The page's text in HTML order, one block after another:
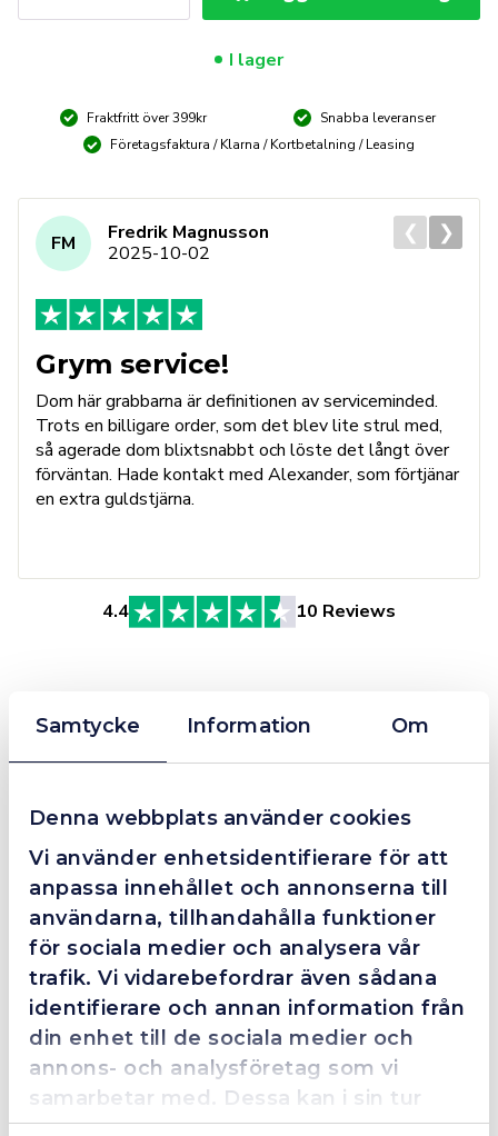
Samtycke Information Om
Denna webbplats använder cookies
Vi använder enhetsidentifierare för att
anpassa innehållet och annonserna till
användarna, tillhandahålla funktioner
för sociala medier och analysera vår
trafik. Vi vidarebefordrar även sådana
identifierare och annan information från
din enhet till de sociala medier och
annons- och analysföretag som vi
samarbetar med. Dessa kan i sin tur
kombinera informationen med annan
var:
737,50 kr.
är:
875 kr.
TYP2
I lager
Fraktfritt över 399kr
Snabba leveranser
Företagsfaktura / Klarna / Kortbetalning / Leasing
4.4 10 Reviews
FM
Fredrik Magnusson
2025-10-02
Grym service!
Dom här grabbarna är definitionen av serviceminded.
Trots en billigare order, som det blev lite strul med,
så agerade dom blixtsnabbt och löste det långt över
förväntan. Hade kontakt med Alexander, som förtjänar
en extra guldstjärna.
❮ ❯
Gör elbilsladdningen enklare och mer organiserad med en
kabelvinda från ZECA. Den är utvecklad för daglig och
kontinuerlig användning och hjälper dig att hålla ordning i
garaget samtidigt som laddkabeln skyddas mot onödigt
slitage.
Kabelvindan är tillverkad i slagtålig plast för lång livslängd
och säker drift. Elöverföringen sker via släpskor, vilket ger
en stabil och pålitlig anslutning även vid frekvent
användning. Det svängbara väggfästet gör installationen
flexibel och enkel, oavsett utrymme.
Fördelar: